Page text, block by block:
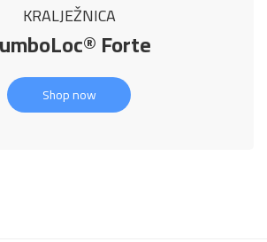
KRALJEŽNICA
Forte
Shop now